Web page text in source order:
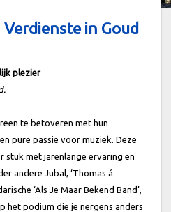
in Goud
plezier
te betoveren met hun
pure passie voor muziek. Deze
stuk met jarenlange ervaring en
andere Jubal, ‘Thomas á
‘Als Je Maar Bekend Band’,
het podium die je nergens anders